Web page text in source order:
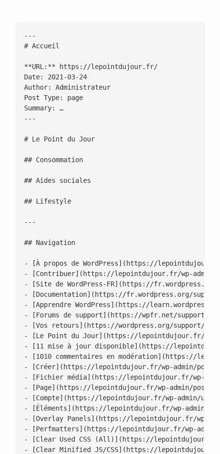
---
# Accueil
**URL:** https://lepointdujour.fr/
Date: 2021-03-24
Author: Administrateur
Post Type: page
Summary: …
---
# Le Point du Jour
## Consommation
## Aides sociales
## Lifestyle
---
## Navigation
- [À propos de WordPress](https://
- [Contribuer](https://lepointdujour.fr/wp-admin/
- [Site de WordPress-FR](https://
- [Documentation](https://fr.wordpress.org/
- [Apprendre WordPress](https://
- [Forums de support](https://wpfr.net/support)
- [Vos retours](https://wordpress.org/support/
- [Le Point du Jour](https://lepointdujour.fr/)
- [11 mise à jour disponible](https://
- [1010 commentaires en modération](https://
- [Créer](https://lepointdujour.fr/wp-admin/post-
- [Fichier média](https://lepointdujour.fr/wp-
- [Page](https://lepointdujour.fr/wp-admin/post-
- [Compte](https://lepointdujour.fr/wp-admin/user-
- [Éléments](https://lepointdujour.fr/wp-admin/
- [Overlay Panels](https://lepointdujour.fr/wp-
- [Perfmatters](https://lepointdujour.fr/wp-admin/
- [Clear Used CSS (All)](https://lepointdujour.fr/wp-
- [Clear Minified JS/CSS](https://lepointdujour.fr/wp-